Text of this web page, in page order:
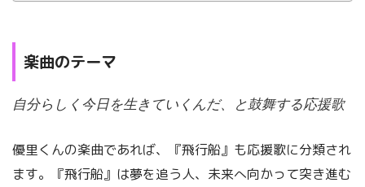
楽曲のテーマ
自分らしく今日を生きていくんだ、と鼓舞する応援歌
優里くんの楽曲であれば、『飛行船』も応援歌に分類され
ます。『飛行船』は夢を追う人、未来へ向かって突き進む